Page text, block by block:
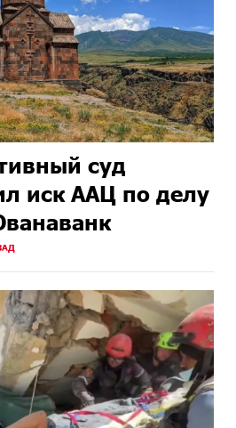
суд
иск ААЦ по делу